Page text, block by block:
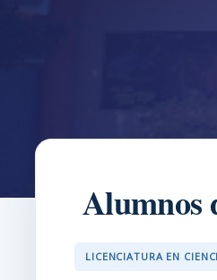
Alumnos
LICENCIATURA EN